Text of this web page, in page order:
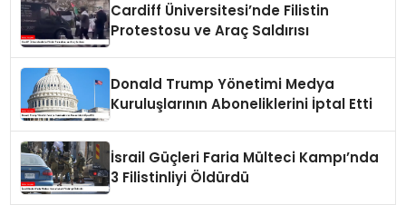
Cardiff Üniversitesi’nde Filistin
Protestosu ve Araç Saldırısı
Donald Trump Yönetimi Medya
Kuruluşlarının Aboneliklerini İptal Etti
İsrail Güçleri Faria Mülteci Kampı’nda
3 Filistinliyi Öldürdü